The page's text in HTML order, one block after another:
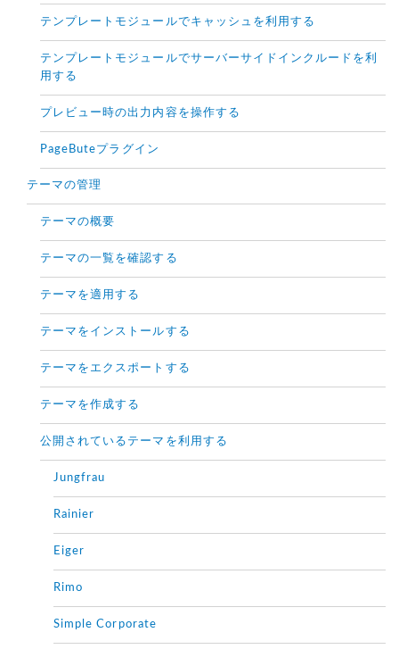
テンプレートモジュールでキャッシュを利用する
テンプレートモジュールでサーバーサイドインクルードを利
用する
プレビュー時の出力内容を操作する
PageButeプラグイン
テーマの管理
テーマの概要
テーマの一覧を確認する
テーマを適用する
テーマをインストールする
テーマをエクスポートする
テーマを作成する
公開されているテーマを利用する
Jungfrau
Rainier
Eiger
Rimo
Simple Corporate